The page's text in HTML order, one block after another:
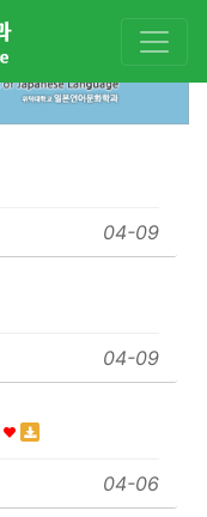
04-09
04-09
04-06